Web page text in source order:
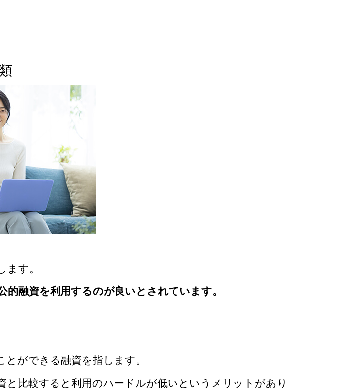
す。
融資を利用するのが良いとされています。
ができる融資を指します。
比較すると利用のハードルが低いというメリットがあり